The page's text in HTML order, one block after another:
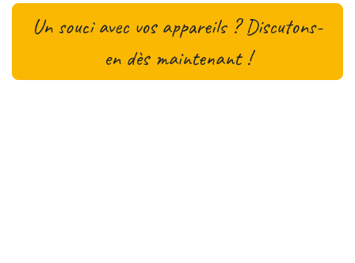
Un souci avec vos appareils ? Discutons-
en dès maintenant !